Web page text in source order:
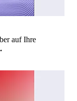
auf Ihre